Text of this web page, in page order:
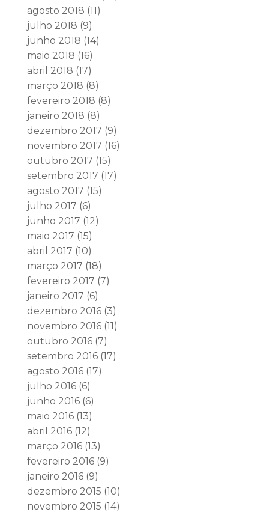
agosto 2018 (11)
julho 2018 (9)
junho 2018 (14)
maio 2018 (16)
abril 2018 (17)
março 2018 (8)
fevereiro 2018 (8)
janeiro 2018 (8)
dezembro 2017 (9)
novembro 2017 (16)
outubro 2017 (15)
setembro 2017 (17)
agosto 2017 (15)
julho 2017 (6)
junho 2017 (12)
maio 2017 (15)
abril 2017 (10)
março 2017 (18)
fevereiro 2017 (7)
janeiro 2017 (6)
dezembro 2016(3)
novembro 2016(11)
outubro 2016(7)
setembro 2016(17)
agosto 2016(17)
julho 2016(6)
junho 2016(6)
maio 2016(13)
abril 2016(12)
março 2016(13)
fevereiro 2016(9)
janeiro 2016(9)
dezembro 2015 (10)
novembro 2015 (14)